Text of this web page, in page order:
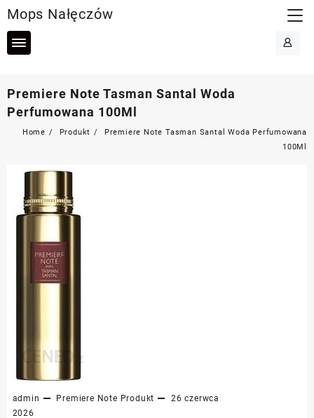
to
content
Mops Nałęczów
Premiere Note Tasman Santal Woda
Perfumowana 100Ml
Home Produkt
Premiere Note Tasman Santal Woda Perfumowana
100Ml
admin Premiere Note Produkt
26 czerwca
2026